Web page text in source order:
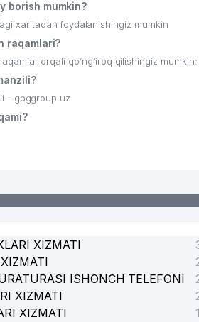
borish mumkin?
xaritadan foydalanishingiz mumkin
raqamlari?
orqali qo’ng’iroq qilishingiz mumkin:
- gpggroup.uz
XIZMATI
ISHONCH TELEFONI
XIZMATI
XIZMATI